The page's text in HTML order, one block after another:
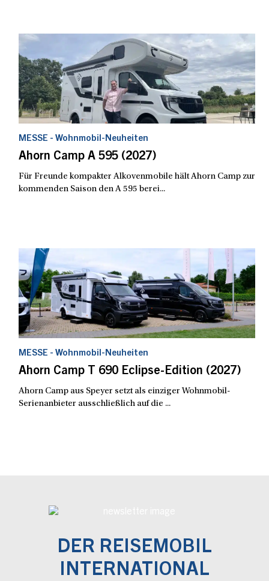
MESSE - Wohnmobil-Neuheiten
Ahorn Camp A 595 (2027)
Für Freunde kompakter Alkovenmobile hält Ahorn Camp zur
kommenden Saison den A 595 berei...
MESSE - Wohnmobil-Neuheiten
Ahorn Camp T 690 Eclipse-Edition (2027)
Ahorn Camp aus Speyer setzt als einziger Wohnmobil-
Serienanbieter ausschließlich auf die ...
DER REISEMOBIL
INTERNATIONAL